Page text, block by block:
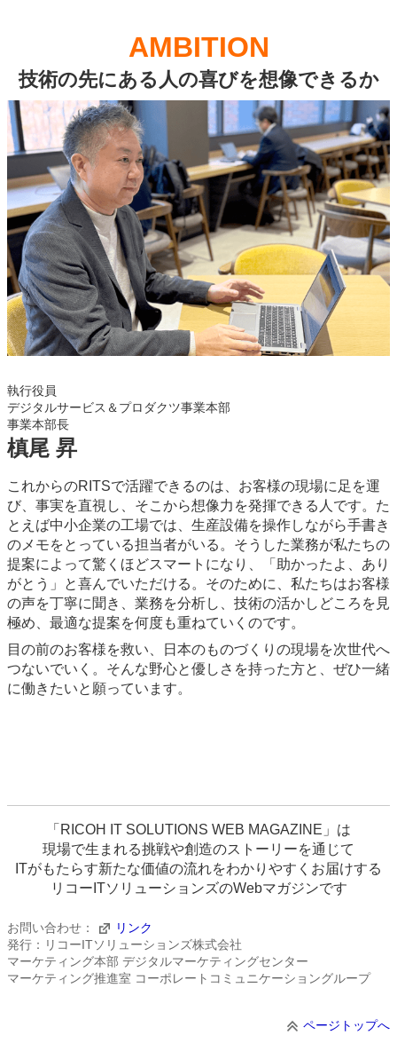
AMBITION
技術の先にある人の喜びを想像できるか
執行役員
デジタルサービス＆プロダクツ事業本部
事業本部長
槙尾 昇
これからのRITSで活躍できるのは、お客様の現場に足を運
び、事実を直視し、そこから想像力を発揮できる人です。た
とえば中小企業の工場では、生産設備を操作しながら手書き
のメモをとっている担当者がいる。そうした業務が私たちの
提案によって驚くほどスマートになり、「助かったよ、あり
がとう」と喜んでいただける。そのために、私たちはお客様
の声を丁寧に聞き、業務を分析し、技術の活かしどころを見
極め、最適な提案を何度も重ねていくのです。
目の前のお客様を救い、日本のものづくりの現場を次世代へ
つないでいく。そんな野心と優しさを持った方と、ぜひ一緒
に働きたいと願っています。
「RICOH IT SOLUTIONS WEB MAGAZINE」は
現場で生まれる挑戦や創造のストーリーを通じて
ITがもたらす新たな価値の流れをわかりやすくお届けする
リコーITソリューションズのWebマガジンです
お問い合わせ：
リンク
発行：リコーITソリューションズ株式会社
マーケティング本部 デジタルマーケティングセンター
マーケティング推進室 コーポレートコミュニケーショングループ
ページトップへ